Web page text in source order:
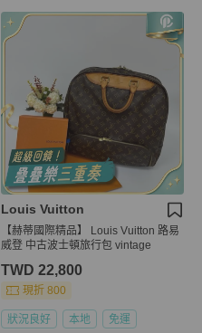
Louis Vuitton
【赫蒂國際精品】 Louis Vuitton 路易
威登 中古波士頓旅行包 vintage
TWD 22,800
現折 800
狀況良好 本地 免運